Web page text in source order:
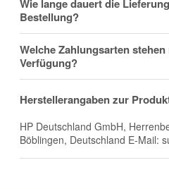
Firma
Wie lange dauert die
Bestellung?
Welche Zahlungsarten
Verfügung?
Herstellerangaben zur
HP Deutschland GmbH,
Böblingen, Deutschland E-Mail: